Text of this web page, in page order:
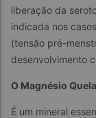
liberação da
indicada nos
(tensão pré-
desenvolvimento
O Magnésio
É um mineral